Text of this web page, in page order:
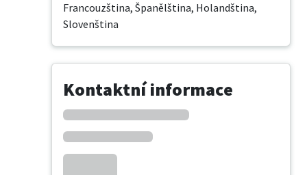
Francouzština, Španělština, Holandština,
Slovenština
Kontaktní informace